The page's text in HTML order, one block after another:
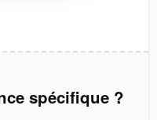
spécifique ?